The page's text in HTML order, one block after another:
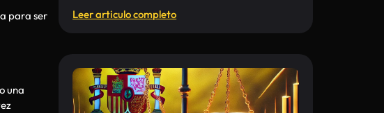
para ser
una
Leer articulo completo